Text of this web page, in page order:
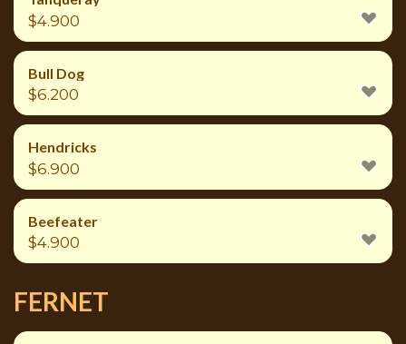
$4.900
Bull Dog
$6.200
Hendricks
$6.900
Beefeater
$4.900
FERNET